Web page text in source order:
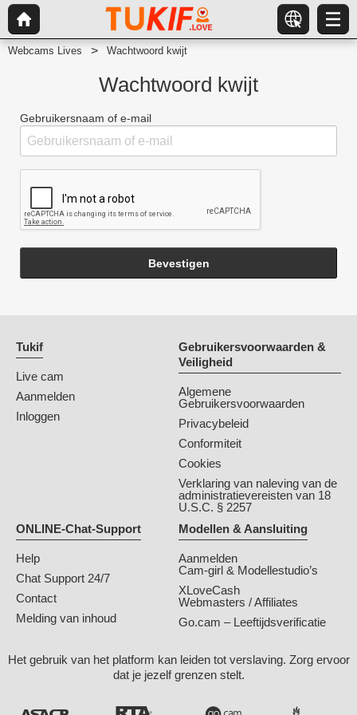
Webcams Lives Wachtwoord kwijt
Wachtwoord kwijt
Gebruikersnaam of e-mail
Bevestigen
Tukif
Live cam
Aanmelden
Inloggen
Gebruikersvoorwaarden &
Veiligheid
Algemene
Gebruikersvoorwaarden
Privacybeleid
Conformiteit
Cookies
Verklaring van naleving van de
administratievereisten van 18
U.S.C. § 2257
ONLINE-Chat-Support
Help
Chat Support 24/7
Contact
Melding van inhoud
Modellen & Aansluiting
Aanmelden
Cam-girl & Modellestudio’s
XLoveCash
Webmasters / Affiliates
Go.cam – Leeftijdsverificatie
Het gebruik van het platform kan leiden tot verslaving. Zorg ervoor
dat je jezelf grenzen stelt.